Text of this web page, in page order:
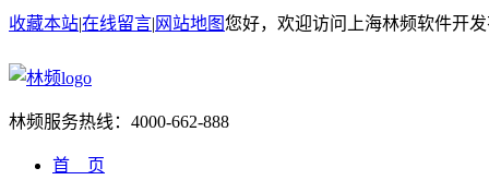
收藏本站|在线留言| 网站地图您好，欢迎访问上海林频软件开
林频服务热线： 4000-662-888
首 页